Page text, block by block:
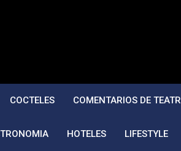
COCTELES COMENTARIOS DE
HOTELES LIFESTYLE